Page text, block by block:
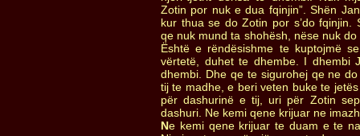
Zotin por nuk e dua fqinjin”. Shën
kur thua se do Zotin por s’do fqinjin.
qe nuk mund ta shohësh, nëse nuk
Është e rëndësishme te kuptojmë
vërtetë, duhet te dhembe. I dhembi
dhembi. Dhe qe te sigurohej qe ne
tij te madhe, e beri veten buke te
për dashurinë e tij, uri për Zotin
dashuri. Ne kemi qene krijuar ne
Ne kemi qene krijuar te duam e te